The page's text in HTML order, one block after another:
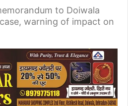
to Doiwala
warning of impact on